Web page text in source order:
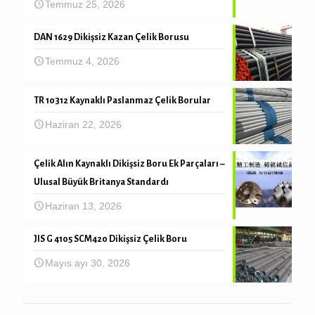
Temmuz 25, 2026
DAN 1629 Dikişsiz Kazan Çelik Borusu
Temmuz 4, 2026
TR 10312 Kaynaklı Paslanmaz Çelik Borular
Haziran 22, 2026
Çelik Alın Kaynaklı Dikişsiz Boru Ek Parçaları –
Ulusal Büyük Britanya Standardı
Haziran 13, 2026
JIS G 4105 SCM420 Dikişsiz Çelik Boru
Mayıs ayı 30, 2026